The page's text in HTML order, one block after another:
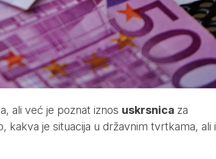
ali već je poznat iznos uskrsnica za
kakva je situacija u državnim tvrtkama, ali i